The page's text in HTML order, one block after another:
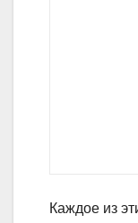
Каждое из